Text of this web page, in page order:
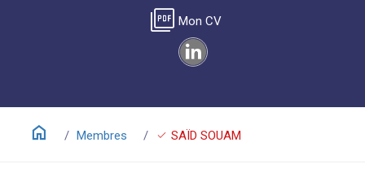
picture_as_pdf Mon CV
home Membres check SAÏD SOUAM